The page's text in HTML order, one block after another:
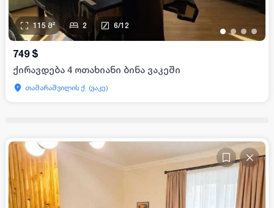
• •• •
115 მ² 2 6/12
749 $
ქირავდება 4 ოთახიანი ბინა ვაკეში
თამარაშვილის ქ. (ვაკე)